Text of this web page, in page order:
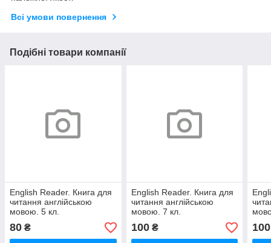
Всі умови повернення
Подібні товари компанії
English Reader. Книга для
читання англійською
мовою. 5 кл.
80 ₴
English Reader. Книга для
читання англійською
мовою. 7 кл.
100₴ 100